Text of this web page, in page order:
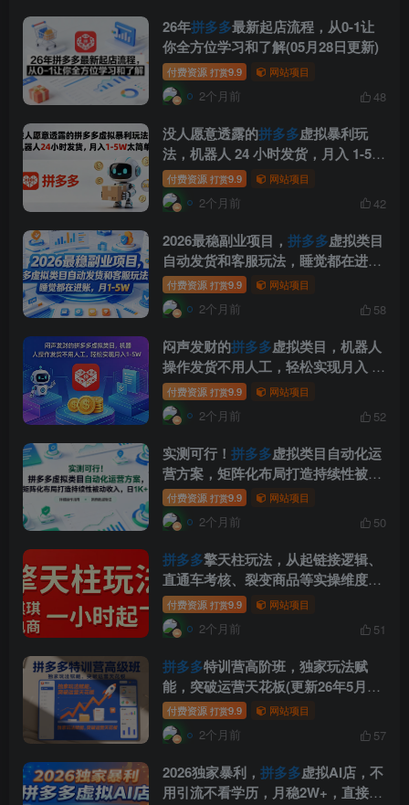
26年拼多多最新起店流程，从0-1让
你全方位学习和了解(05月28日更新)
付费资源 打赏9.9 网站项目
2个月前 48
没人愿意透露的拼多多虚拟暴利玩
法，机器人 24 小时发货，月入 1-5W
太简单
付费资源 打赏9.9 网站项目
2个月前 42
2026最稳副业项目， 拼多多虚拟类目
自动发货和客服玩法，睡觉都在进
账，月1-5W【揭秘】
付费资源 打赏9.9 网站项目
2个月前 58
闷声发财的拼多多虚拟类目，机器人
操作发货不用人工，轻松实现月入 1-
5W
付费资源 打赏9.9 网站项目
2个月前 52
实测可行！ 拼多多虚拟类目自动化运
营方案，矩阵化布局打造持续性被动
收入，日1K+【揭秘】
付费资源 打赏9.9 网站项目
2个月前 50
拼多多擎天柱玩法，从起链接逻辑、
直通车考核、裂变商品等实操维度，
教你快速起店且稳定获流(更新2026
年5月)
付费资源 打赏9.9 网站项目
2个月前 51
拼多多特训营高阶班，独家玩法赋
能，突破运营天花板(更新26年5月23
日)
付费资源 打赏9.9 网站项目
2个月前 57
2026独家暴利， 拼多多虚拟AI店，不
用引流不看学历，月稳2W+，直接闭